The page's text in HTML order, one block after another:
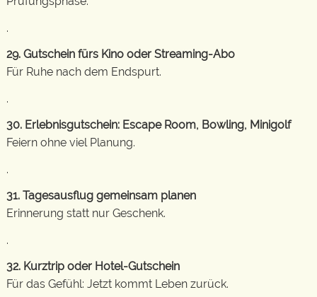
.
29. Gutschein fürs Kino oder Streaming-Abo
Für Ruhe nach dem Endspurt.
.
30. Erlebnisgutschein: Escape Room, Bowling, Minigolf
Feiern ohne viel Planung.
.
31. Tagesausflug gemeinsam planen
Erinnerung statt nur Geschenk.
.
32. Kurztrip oder Hotel-Gutschein
Für das Gefühl: Jetzt kommt Leben zurück.